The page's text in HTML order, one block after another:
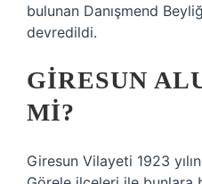
bulunan Danışmend
devredildi.
GIRESUN
MI?
Giresun Vilayeti 1923